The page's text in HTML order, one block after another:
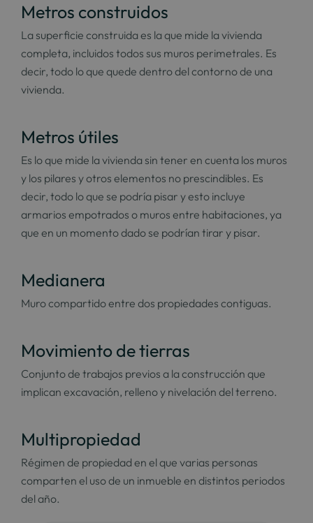
Metros construidos
La superficie construida es la que mide la vivienda
completa, incluidos todos sus muros perimetrales. Es
decir, todo lo que quede dentro del contorno de una
vivienda.
Metros útiles
Es lo que mide la vivienda sin tener en cuenta los muros
y los pilares y otros elementos no prescindibles. Es
decir, todo lo que se podría pisar y esto incluye
armarios empotrados o muros entre habitaciones, ya
que en un momento dado se podrían tirar y pisar.
Medianera
Muro compartido entre dos propiedades contiguas.
Movimiento de tierras
Conjunto de trabajos previos a la construcción que
implican excavación, relleno y nivelación del terreno.
Multipropiedad
Régimen de propiedad en el que varias personas
comparten el uso de un inmueble en distintos periodos
del año.